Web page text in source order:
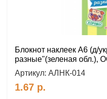
Блокнот наклеек А6 (д/
разные"(зеленая обл.),
Артикул: АЛНК-014
1.67 р.